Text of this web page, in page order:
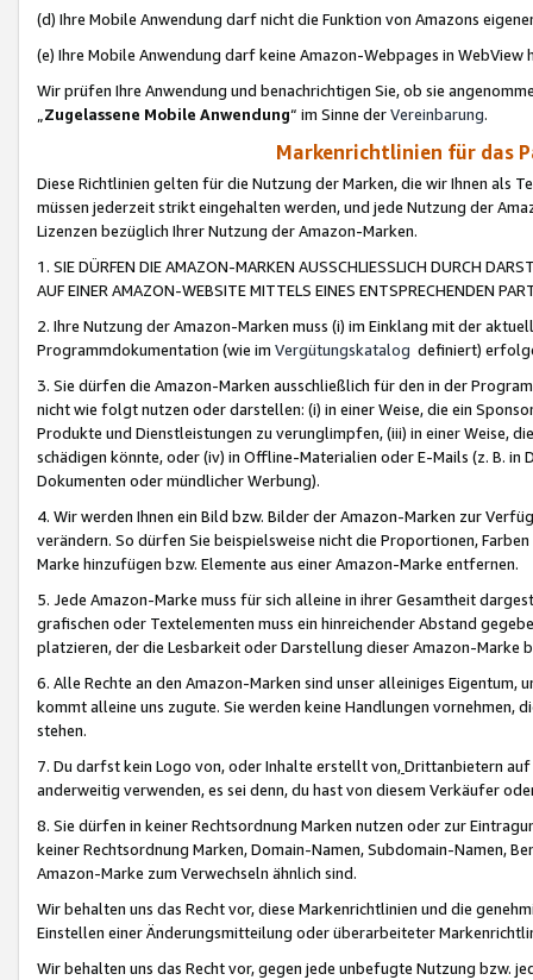
(d) Ihre Mobile Anwendung darf nicht die Funktion von Amazons
(e) Ihre Mobile Anwendung darf keine Amazon-Webpages in WebView
Wir prüfen Ihre Anwendung und benachrichtigen Sie, ob sie
„Zugelassene Mobile Anwendung“ im Sinne derVereinbarung.
Markenrichtlinien für das
Diese Richtlinien gelten für die Nutzung der Marken, die wir Ihnen als
müssen jederzeit strikt eingehalten werden, und jede Nutzung der
Lizenzen bezüglich Ihrer Nutzung der Amazon-Marken.
1. SIE DÜRFEN DIE AMAZON-MARKEN AUSSCHLIESSLICH DURCH
AUF EINER AMAZON-WEBSITE MITTELS EINES ENTSPRECHENDEN
2. Ihre Nutzung der Amazon-Marken muss (i) im Einklang mit der
Programmdokumentation (wie im Vergütungskatalog definiert)
3. Sie dürfen die Amazon-Marken ausschließlich für den in der
nicht wie folgt nutzen oder darstellen: (i) in einer Weise, die ein
Produkte und Dienstleistungen zu verunglimpfen, (iii) in einer Weise,
schädigen könnte, oder (iv) in Offline-Materialien oder E-Mails (z. B. in
Dokumenten oder mündlicher Werbung).
4. Wir werden Ihnen ein Bild bzw. Bilder der Amazon-Marken zur
verändern. So dürfen Sie beispielsweise nicht die Proportionen,
Marke hinzufügen bzw. Elemente aus einer Amazon-Marke entfernen.
5. Jede Amazon-Marke muss für sich alleine in ihrer Gesamtheit
grafischen oder Textelementen muss ein hinreichender Abstand
platzieren, der die Lesbarkeit oder Darstellung dieser Amazon-Marke
6. Alle Rechte an den Amazon-Marken sind unser alleiniges
kommt alleine uns zugute. Sie werden keine Handlungen vornehmen,
stehen.
7. Du darfst kein Logo von, oder Inhalte erstellt von,Drittanbietern auf
anderweitig verwenden, es sei denn, du hast von diesem Verkäufer
8. Sie dürfen in keiner Rechtsordnung Marken nutzen oder zur
keiner Rechtsordnung Marken, Domain-Namen, Subdomain-Namen,
Amazon-Marke zum Verwechseln ähnlich sind.
Wir behalten uns das Recht vor, diese Markenrichtlinien und die
Einstellen einer Änderungsmitteilung oder überarbeiteter
Wir behalten uns das Recht vor, gegen jede unbefugte Nutzung bzw.